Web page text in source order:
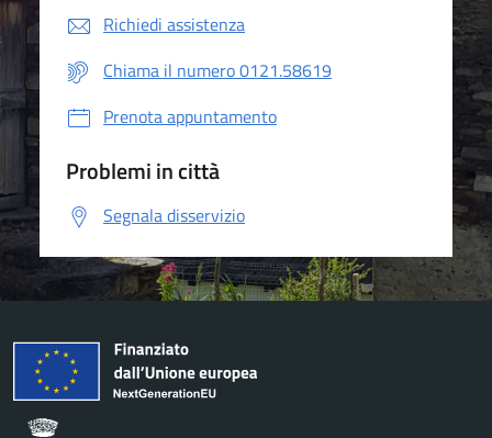
Richiedi assistenza
Chiama il numero 0121.58619
Prenota appuntamento
Problemi in città
Segnala disservizio